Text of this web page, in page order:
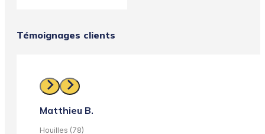
Témoignages clients
Matthieu B.
Houilles (78)